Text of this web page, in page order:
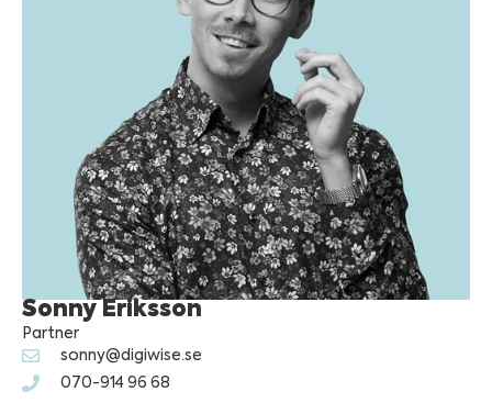
Sonny Eriksson
Partner
sonny@digiwise.se
070-914 96 68